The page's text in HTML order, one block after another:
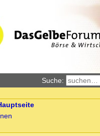
Suche: